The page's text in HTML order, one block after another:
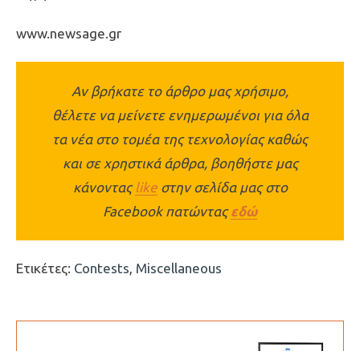
www.newsage.gr
Αν βρήκατε το άρθρο μας χρήσιμο,
θέλετε να μείνετε ενημερωμένοι για όλα
τα νέα στο τομέα της τεχνολογίας καθώς
και σε χρηστικά άρθρα, βοηθήστε μας
κάνοντας likeστην σελίδα μας στο
Facebook πατώνταςεδώ
Ετικέτες: Contests, Miscellaneous